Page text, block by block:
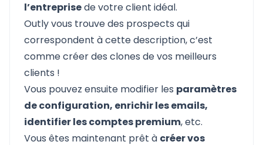
l’entreprisede votre client idéal.
Outly vous trouve des prospects qui
correspondent à cette description, c’est
comme créer des clones de vos meilleurs
clients !
Vous pouvez ensuite modifier les paramètres
de configuration, enrichir les emails,
identifier les comptes premium, etc.
Vous êtes maintenant prêt à créer vos